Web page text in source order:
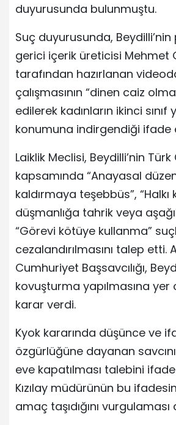
duyurusunda bulunmuştu.
Suç duyurusunda, Beydilli’nin
gerici içerik üreticisi Mehmet
tarafından hazırlanan
çalışmasının “dinen caiz
edilerek kadınların ikinci sınıf
konumuna indirgendiği ifade
Laiklik Meclisi, Beydilli’nin
kapsamında “Anayasal
kaldırmaya teşebbüs”, “Halkı
düşmanlığa tahrik veya
“Görevi kötüye kullanma”
cezalandırılmasını talep etti.
Cumhuriyet Başsavcılığı,
kovuşturma yapılmasına yer
karar verdi.
Kyok kararında düşünce ve
özgürlüğüne dayanan
eve kapatılması talebini
Kızılay müdürünün bu
amaç taşıdığını